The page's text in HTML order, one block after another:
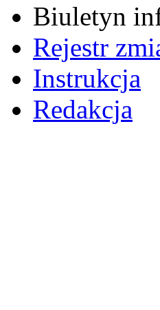
Biuletyn
Rejestr
Instrukcja
Redakcja